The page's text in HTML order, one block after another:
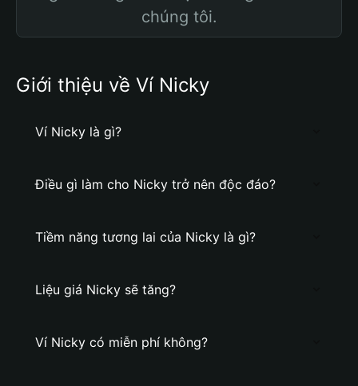
chúng tôi.
Giới thiệu về Ví Nicky
Ví Nicky là gì?
Điều gì làm cho Nicky trở nên độc đáo?
Tiềm năng tương lai của Nicky là gì?
Liệu giá Nicky sẽ tăng?
Ví Nicky có miễn phí không?